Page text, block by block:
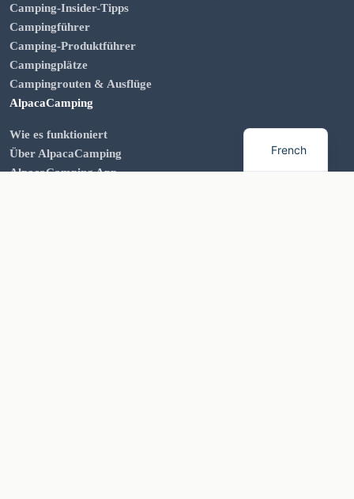
Camping-Insider-Tipps
Campingführer
Camping-Produktführer
Campingplätze
Campingrouten & Ausflüge
AlpacaCamping
Wie es funktioniert
Über AlpacaCamping
AlpacaCamping App
French